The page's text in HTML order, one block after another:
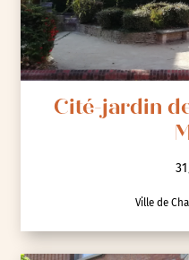
Cité-jardin
Ville de